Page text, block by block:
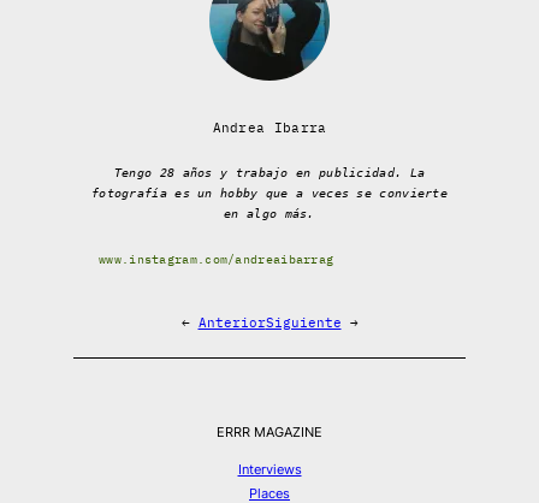
Andrea Ibarra
Tengo 28 años y trabajo en publicidad. La
fotografía es un hobby que a veces se convierte
en algo más.
www.instagram.com/andreaibarrag
← AnteriorSiguiente →
ERRR MAGAZINE
Interviews
Places